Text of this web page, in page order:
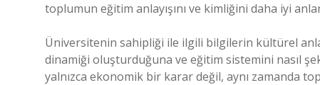
toplumun eğitim anlayışını ve kimliğini daha iyi
Üniversitenin sahipliği ile ilgili bilgilerin kültürel
dinamiği oluşturduğuna ve eğitim sistemini nasıl
yalnızca ekonomik bir karar değil, aynı zamanda